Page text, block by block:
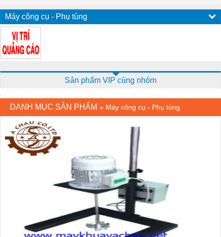
Máy công cụ - Phụ tùng
Sản phẩm VIP cùng nhóm
DANH MỤC SẢN PHẨM » Máy công cụ - Phụ tùng